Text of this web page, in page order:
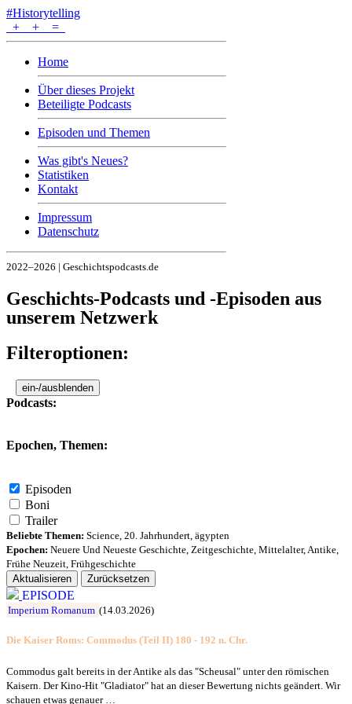
#Historytelling
+
+ =
Home
Über dieses Projekt
Beteiligte Podcasts
Episoden und Themen
Was gibt's Neues?
Statistiken
Kontakt
Impressum
Datenschutz
2022–2026 | Geschichtspodcasts.de
Geschichts-Podcasts und -Episoden aus
unserem Netzwerk
Filteroptionen:
ein-/ausblenden
Podcasts:
Epochen, Themen:
Episoden
Boni
Trailer
Beliebte Themen: Science 20. Jahrhundert ägypten
Epochen: Neuere Und Neueste Geschichte Zeitgeschichte Mittelalter, Antike
Frühe Neuzeit Frühgeschichte
Aktualisieren
Zurücksetzen
EPISODE
Imperium Romanum (14.03.2026)
Die Kaiser Roms: Commodus (Teil II) 180 - 192 n. Chr.
Commodus galt bereits in der Antike als das "Scheusal" unter den römischen
Kaisern. Der Kino-Hit "Gladiator" hat an dieser Bewertung nichts geändert. Wir
schauen etwas genauer …